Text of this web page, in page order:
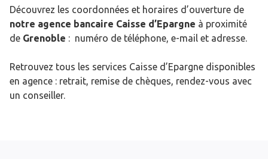
Découvrez les coordonnées et horaires d’ouverture de
notre agence bancaire Caisse d’Epargne à proximité
de Grenoble : numéro de téléphone, e-mail et adresse.
Retrouvez tous les services Caisse d’Epargne disponibles
en agence : retrait, remise de chèques, rendez-vous avec
un conseiller.